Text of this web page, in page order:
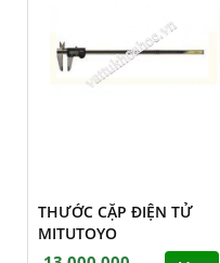
THƯỚC CẶP ĐIỆN TỬ
MITUTOYO